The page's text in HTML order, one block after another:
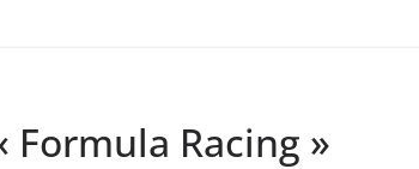
Formula Racing »